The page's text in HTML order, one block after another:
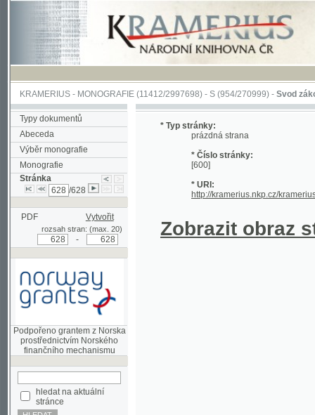
KRAMERIUS-MONOGRAFIE(11412/2997698) -S (954/270999)-Svod zákonův
Typy dokumentů
Abeceda
Výběr monografie
Monografie
Stránka
/628
PDF Vytvořit
rozsah stran: (max. 20)
Podpořeno grantem z Norska
prostřednictvím Norského
hledat na aktuální
stránce
Pokročilé vyhledávání
* Typ stránky:
prázdná strana
* Číslo stránky:
* URI: